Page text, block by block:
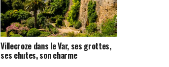
Villecroze dans le Var, ses grottes,
ses chutes, son charme